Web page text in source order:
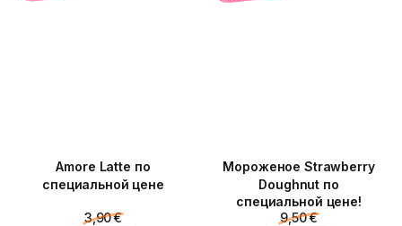
Amore Latte по
специальной цене
3,90 €
Мороженое Strawberry
Doughnut по
специальной цене!
9,50 €